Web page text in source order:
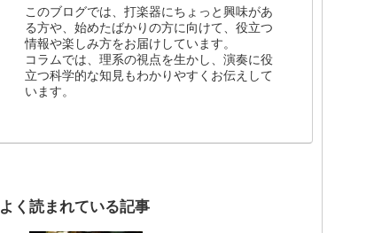
このブログでは、打楽器にちょっと興味があ
る方や、始めたばかりの方に向けて、役立つ
情報や楽しみ方をお届けしています。
コラムでは、理系の視点を生かし、演奏に役
立つ科学的な知見もわかりやすくお伝えして
います。
よく読まれている記事